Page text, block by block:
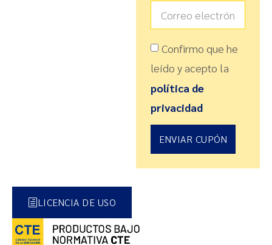
Confirmo que he
leído y acepto la
política de
privacidad
ENVIAR CUPÓN
LICENCIA DE USO